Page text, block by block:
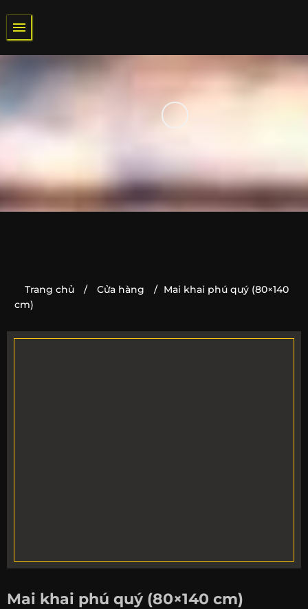
qua
nội
dung
QUÀ
LỄ
QUÀ
Trang chủ / Cửa hàng / Mai khai phú quý (80×140
cm)
Mai khai phú quý (80×140 cm)